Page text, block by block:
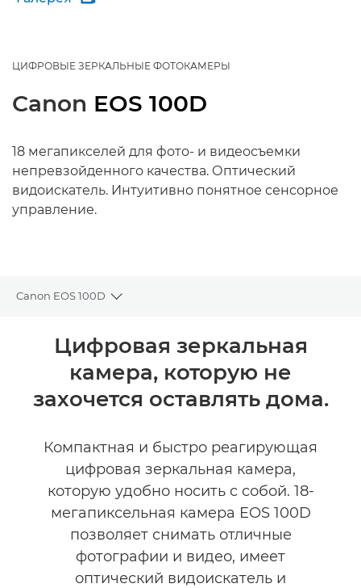
ЦИФРОВЫЕ ЗЕРКАЛЬНЫЕ ФОТОКАМЕРЫ
Canon EOS 100D
18 мегапикселей для фото- и видеосъемки
непревзойденного качества. Оптический
видоискатель. Интуитивно понятное сенсорное
управление.
Canon EOS 100D
Toggle breadcrumbs
Общая информация
Технические характеристики
Цифровая зеркальная
камера, которую не
захочется оставлять дома.
Компактная и быстро реагирующая
цифровая зеркальная камера,
которую удобно носить с собой. 18-
мегапиксельная камера EOS 100D
позволяет снимать отличные
фотографии и видео, имеет
оптический видоискатель и